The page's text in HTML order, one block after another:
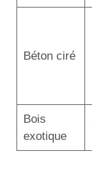
Béton ciré
Bois
exotique